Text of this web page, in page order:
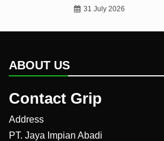
31 July 2026
ABOUT US
Contact Grip
Address
PT. Jaya Impian Abadi